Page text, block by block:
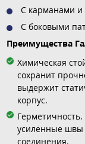
С карманами и
С боковыми
Преимущества
Химическая
сохранит
выдержит
корпус.
усиленные швы
соединения.